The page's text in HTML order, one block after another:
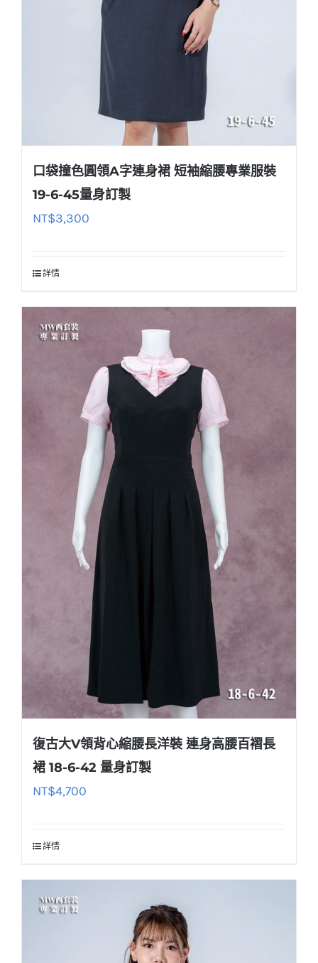
口袋撞色圓領A字連身裙 短袖縮腰專業服裝
19-6-45量身訂製
NT$3,300
詳情
復古大V領背心縮腰長洋裝 連身高腰百褶長
裙 18-6-42 量身訂製
NT$4,700
詳情